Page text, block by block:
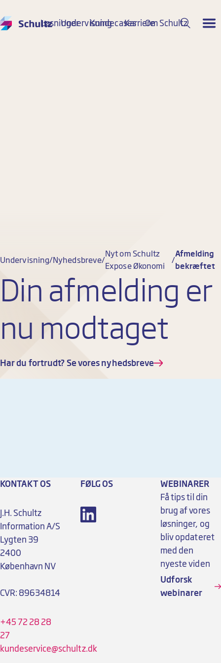
LøsningerUndervisningKundecasesKarriereOm Schultz
Undervisning Nyhedsbreve
Nyt om Schultz
Expose Økonomi
Afmelding
bekræftet
Din afmelding er
nu modtaget
Har du fortrudt? Se vores nyhedsbreve
KONTAKT OS
J.H. Schultz
Information A/S
Lygten 39
2400
København NV
CVR: 89634814
+45 72 28 28
27
kundeservice@schultz.dk
FØLG OS
WEBINARER
Få tips til din
brug af vores
løsninger, og
bliv opdateret
med den
nyeste viden
Udforsk
webinarer